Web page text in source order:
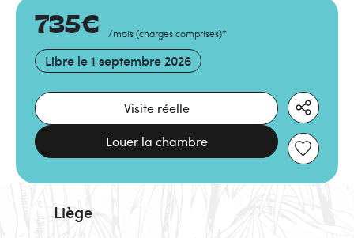
735€ /mois (charges comprises)*
Libre le 1 septembre 2026
Visite réelle
Louer la chambre
Liège